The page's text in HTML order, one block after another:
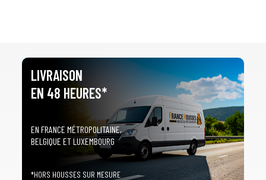
LIVRAISON
EN 48 HEURES*
EN FRANCE MÉTROPOLITAINE,
BELGIQUE ET LUXEMBOURG
*HORS HOUSSES SUR MESURE